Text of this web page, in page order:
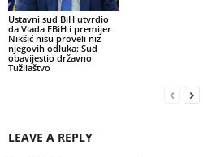
Ustavni sud BiH utvrdio
da Vlada FBiH i premijer
Nikšić nisu proveli niz
njegovih odluka: Sud
obavijestio državno
Tužilaštvo
LEAVE A REPLY